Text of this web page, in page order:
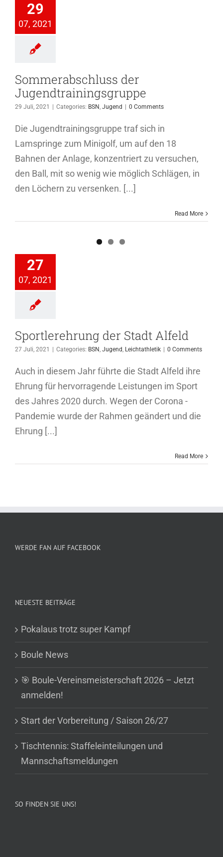
29
07, 2021
Sommerabschluss der
Jugendtrainingsgruppe
29 Juli, 2021 Categories: BSN, Jugend 0 Comments
Die Jugendtrainingsgruppe traf sich in
Lamspringe zum Minigolf, um auf den 18
Bahnen der Anlage, konzentriert zu versuchen,
den Ball, mit so wenig wie möglich Schlägen, in
den Löchern zu versenken. [...]
Read More
27
07, 2021
Alfeld
Leichtathletik
Sportlerehrung der Stadt Alfeld
27 Juli, 2021 Categories: BSN, Jugend, Leichtathletik 0 Comments
Auch in diesem Jahr führte die Stadt Alfeld ihre
Ehrung für hervorragende Leistungen im Sport
des Jahres 2020 durch. Wegen der Corona -
Pandemie wurde der Rahmen geändert und die
Ehrung [...]
Read More
WERDE FAN AUF FACEBOOK
NEUESTE BEITRÄGE
Pokalaus trotz super Kampf
Boule News
🎯 Boule-Vereinsmeisterschaft 2026 – Jetzt
anmelden!
Start der Vorbereitung / Saison 26/27
Tischtennis: Staffeleinteilungen und
Mannschaftsmeldungen
SO FINDEN SIE UNS!